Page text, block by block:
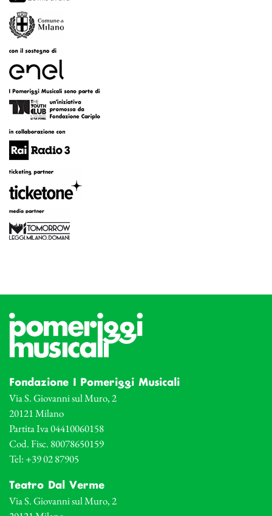
Fondazione I Pomeriggi Musicali
Via S. Giovanni sul Muro, 2
20121 Milano
Partita Iva 04410060158
Cod. Fisc. 80078650159
Tel: +39 02 87905
Teatro Dal Verme
Via S. Giovanni sul Muro, 2